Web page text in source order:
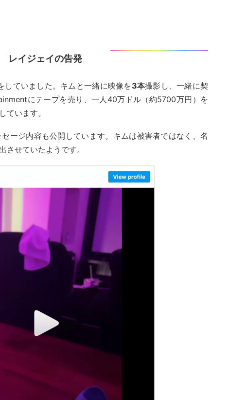
レイジェイの告発
していました。キムと一緒に映像を3本撮影し、一緒に契
にテープを売り、一人40万ドル（約5700万円）を
ています。
ージ内容も公開しています。キムは被害者ではなく、名
させていたようです。